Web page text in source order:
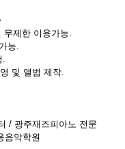
제한 이용가능.
능.
및 앨범 제작.
/ 광주재즈피아노 전문
음악학원